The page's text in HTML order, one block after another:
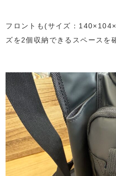
フロントも(サイズ：
ズを2個収納できるスペースを